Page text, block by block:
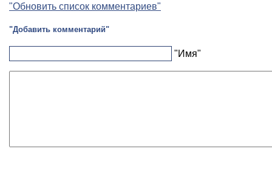
"Обновить список комментариев"
"Добавить комментарий"
"Имя"